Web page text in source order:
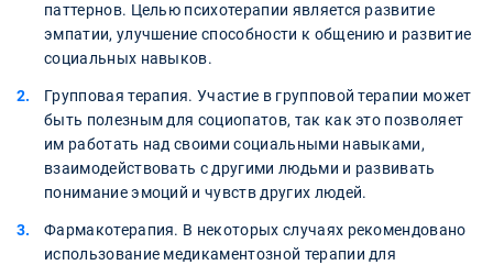
паттернов. Целью психотерапии является развитие
эмпатии, улучшение способности к общению и развитие
социальных навыков.
Групповая терапия. Участие в групповой терапии может
быть полезным для социопатов, так как это позволяет
им работать над своими социальными навыками,
взаимодействовать с другими людьми и развивать
понимание эмоций и чувств других людей.
Фармакотерапия. В некоторых случаях рекомендовано
использование медикаментозной терапии для